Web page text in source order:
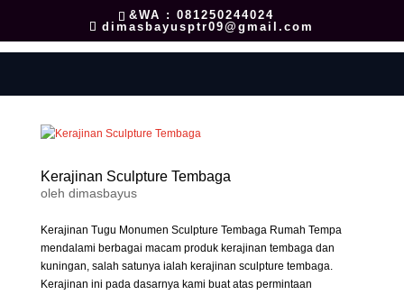
&WA : 081250244024
dimasbayusptr09@gmail.com
Kerajinan Sculpture Tembaga
oleh dimasbayus
Kerajinan Tugu Monumen Sculpture Tembaga Rumah Tempa
mendalami berbagai macam produk kerajinan tembaga dan
kuningan, salah satunya ialah kerajinan sculpture tembaga.
Kerajinan ini pada dasarnya kami buat atas permintaan